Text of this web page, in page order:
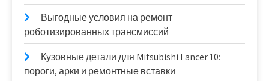
Выгодные условия на ремонт
роботизированных трансмиссий
Кузовные детали для Mitsubishi Lancer 10:
пороги, арки и ремонтные вставки